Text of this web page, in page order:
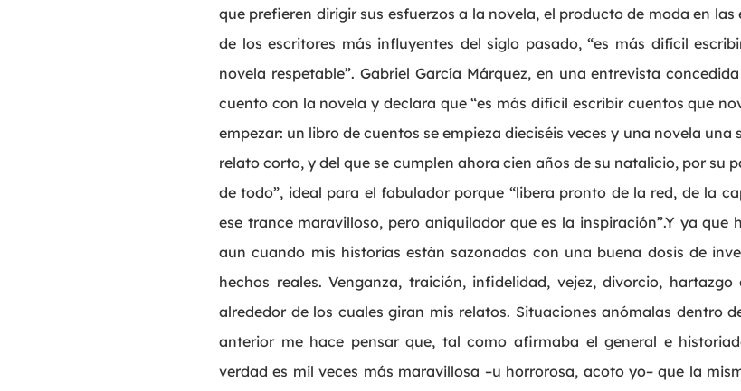
que prefieren dirigir sus esfuerzos a la novela, el producto de moda en
de los escritores más influyentes del siglo pasado, “es más difícil
novela respetable”. Gabriel García Márquez, en una entrevista
cuento con la novela y declara que “es más difícil escribir cuentos que
empezar: un libro de cuentos se empieza dieciséis veces y una novela una
relato corto, y del que se cumplen ahora cien años de su natalicio, por su
de todo”, ideal para el fabulador porque “libera pronto de la red, de la
ese trance maravilloso, pero aniquilador que es la inspiración”.Y ya que
aun cuando mis historias están sazonadas con una buena dosis de
hechos reales. Venganza, traición, infidelidad, vejez, divorcio,
alrededor de los cuales giran mis relatos. Situaciones anómalas dentro
anterior me hace pensar que, tal como afirmaba el general e
verdad es mil veces más maravillosa –u horrorosa, acoto yo– que la